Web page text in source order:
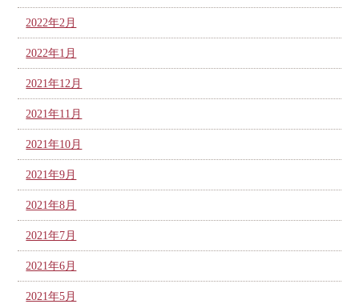
2022年2月
2022年1月
2021年12月
2021年11月
2021年10月
2021年9月
2021年8月
2021年7月
2021年6月
2021年5月